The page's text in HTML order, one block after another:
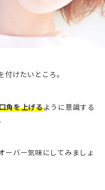
けたいところ。
角を上げるように意識する
ーバー気味にしてみましょ